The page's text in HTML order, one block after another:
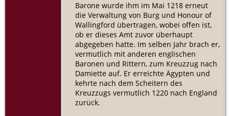
Barone wurde ihm im Mai 1218 erneut
die Verwaltung von Burg und Honour of
Wallingford übertragen, wobei offen ist,
ob er dieses Amt zuvor überhaupt
abgegeben hatte. Im selben Jahr brach er,
vermutlich mit anderen englischen
Baronen und Rittern, zum Kreuzzug nach
Damiette auf. Er erreichte Ägypten und
kehrte nach dem Scheitern des
Kreuzzugs vermutlich 1220 nach England
zurück.